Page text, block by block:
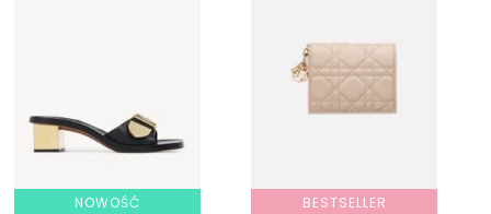
NOWOŚĆ BESTSELLER